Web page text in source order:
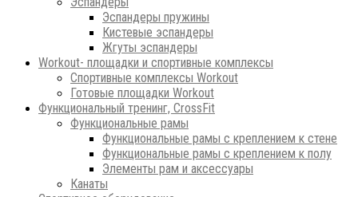
Эспандеры пружины
Кистевые эспандеры
Жгуты эспандеры
Workout- площадки и спортивные комплексы
Спортивные комплексы Workout
Готовые площадки Workout
Функциональный тренинг, CrossFit
Функциональные рамы
Функциональные рамы с креплением к стене
Функциональные рамы с креплением к полу
Элементы рам и аксессуары
Канаты